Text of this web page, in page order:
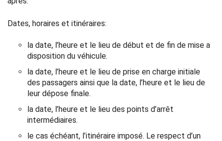
Dates, horaires et itinéraires:
la date, l’heure et le lieu de début et de fin de mise a
disposition du véhicule.
la date, l’heure et le lieu de prise en charge initiale
des passagers ainsi que la date, l’heure et le lieu de
leur dépose finale.
la date, l’heure et le lieu des points d’arrêt
intermédiaires.
le cas échéant, l’itinéraire imposé. Le respect d’un